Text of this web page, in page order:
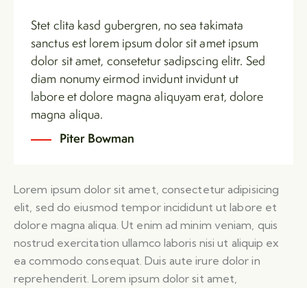
Stet clita kasd gubergren, no sea takimata
sanctus est lorem ipsum dolor sit amet ipsum
dolor sit amet, consetetur sadipscing elitr. Sed
diam nonumy eirmod invidunt invidunt ut
labore et dolore magna aliquyam erat, dolore
magna aliqua.
Piter Bowman
Lorem ipsum dolor sit amet, consectetur adipisicing
elit, sed do eiusmod tempor incididunt ut labore et
dolore magna aliqua. Ut enim ad minim veniam, quis
nostrud exercitation ullamco laboris nisi ut aliquip ex
ea commodo consequat. Duis aute irure dolor in
reprehenderit. Lorem ipsum dolor sit amet,